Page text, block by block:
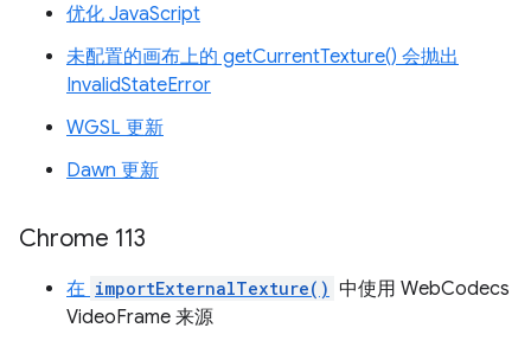
优化 JavaScript
未配置的画布上的 getCurrentTexture() 会抛出
InvalidStateError
WGSL 更新
Dawn 更新
Chrome 113
在 importExternalTexture() 中使用 WebCodecs
VideoFrame 来源